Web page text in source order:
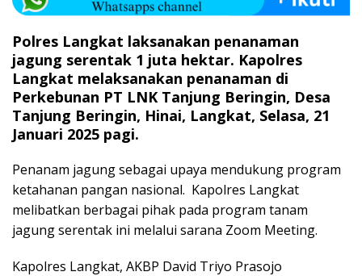
Polres Langkat laksanakan penanaman
jagung serentak 1 juta hektar. Kapolres
Langkat melaksanakan penanaman di
Perkebunan PT LNK Tanjung Beringin, Desa
Tanjung Beringin, Hinai, Langkat, Selasa, 21
Januari 2025 pagi.
Penanam jagung sebagai upaya mendukung program
ketahanan pangan nasional. Kapolres Langkat
melibatkan berbagai pihak pada program tanam
jagung serentak ini melalui sarana Zoom Meeting.
Kapolres Langkat, AKBP David Triyo Prasojo